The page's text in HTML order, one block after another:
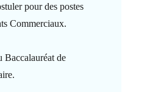
pour des postes
Commerciaux.
Baccalauréat de